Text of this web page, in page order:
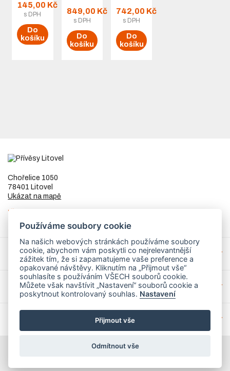
145,00 Kč
s DPH
Do
košíku
849,00 Kč
s DPH
Do
košíku
742,00 Kč
s DPH
Do
košíku
Chořelice 1050
78401 Litovel
Ukázat na mapě
IČ
DIČCZ8253255307
Přívěsy a náhradní díly
Servis
Mohlo by Vás zajímat
© 2026 PrivesyLitovel.cz
Používáme soubory cookie
Na našich webových stránkách používáme soubory
cookie, abychom vám poskytli co nejrelevantnější
zážitek tím, že si zapamatujeme vaše preference a
opakované návštěvy. Kliknutím na „Přijmout vše“
souhlasíte s používáním VŠECH souborů cookie.
Můžete však navštívit „Nastavení“ souborů cookie a
poskytnout kontrolovaný souhlas. Nastavení
Přijmout vše
Odmítnout vše